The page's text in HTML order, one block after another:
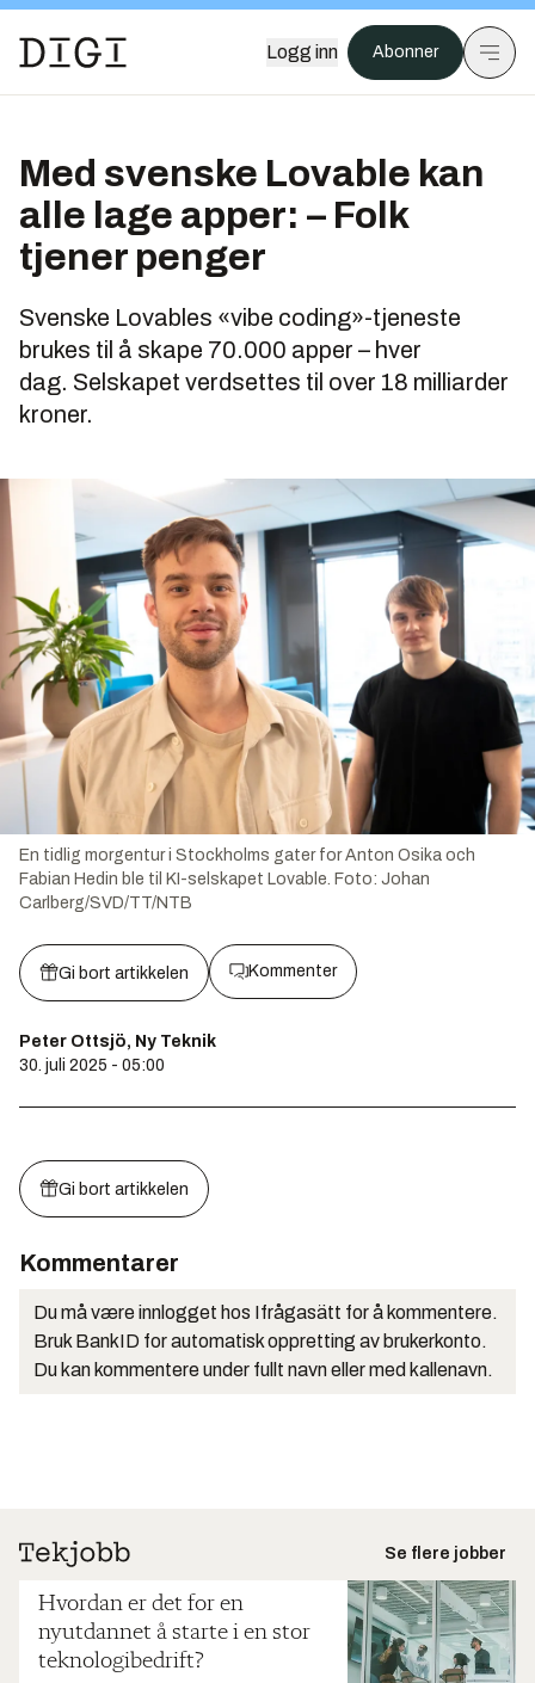
Logg inn Abonner
Med svenske Lovable kan
alle lage apper: – Folk
tjener penger
Svenske Lovables «vibe coding»-tjeneste
brukes til å skape 70.000 apper – hver
dag. Selskapet verdsettes til over 18 milliarder
kroner.
En tidlig morgentur i Stockholms gater for Anton Osika och
Fabian Hedin ble til KI-selskapet Lovable. Foto: Johan
Carlberg/SVD/TT/NTB
Gi bort artikkelen Kommenter
Peter Ottsjö, Ny Teknik
30. juli 2025 - 05:00
Gi bort artikkelen
Kommentarer
Du må være innlogget hos Ifrågasätt for å kommentere.
Bruk BankID for automatisk oppretting av brukerkonto.
Du kan kommentere under fullt navn eller med kallenavn.
Se flere jobber
Hvordan er det for en
nyutdannet å starte i en stor
teknologibedrift?